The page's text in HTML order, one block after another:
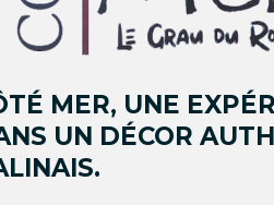
MER, UNE
UN DÉCOR